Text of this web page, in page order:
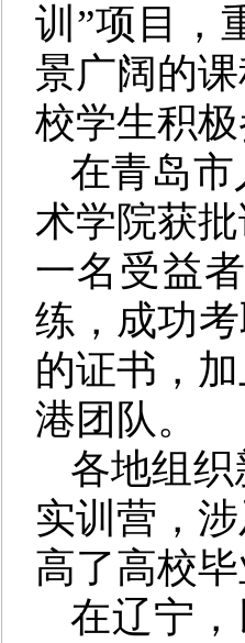
训”项目，
景广阔的
校学生积极
在青岛
术学院获
一名受益
练，成功
的证书，
港团队。
各地组
实训营，
高了高校
在辽宁